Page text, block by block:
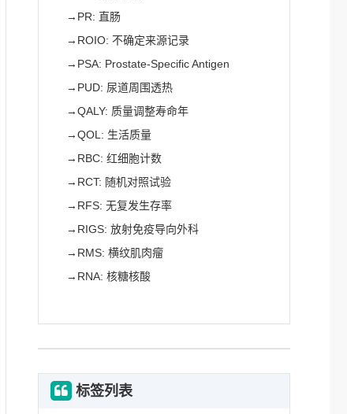
→ PR: 直肠
→ ROIO: 不确定来源记录
→ PSA: Prostate-Specific Antigen
→ PUD: 尿道周围透热
→QALY: 质量调整寿命年
→QOL: 生活质量
→ RBC: 红细胞计数
→ RCT: 随机对照试验
→ RFS: 无复发生存率
→ RIGS: 放射免疫导向外科
→ RMS: 横纹肌肉瘤
→ RNA: 核糖核酸
标签列表